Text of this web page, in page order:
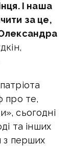
І наша
за це,
про те,
сьогодні
та інших
з перших